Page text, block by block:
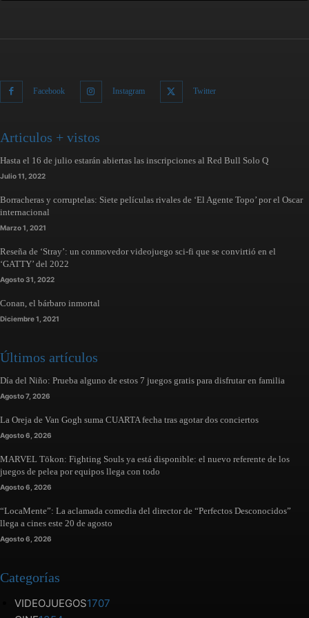
Facebook Instagram Twitter
Articulos + vistos
Hasta el 16 de julio estarán abiertas las inscripciones al Red Bull Solo Q
Julio 11, 2022
Borracheras y corruptelas: Siete películas rivales de ‘El Agente Topo’ por el Oscar
internacional
Marzo 1, 2021
Reseña de ‘Stray’: un conmovedor videojuego sci-fi que se convirtió en el
‘GATTY’ del 2022
Agosto 31, 2022
Conan, el bárbaro inmortal
Diciembre 1, 2021
Últimos artículos
Día del Niño: Prueba alguno de estos 7 juegos gratis para disfrutar en familia
Agosto 7, 2026
La Oreja de Van Gogh suma CUARTA fecha tras agotar dos conciertos
Agosto 6, 2026
MARVEL Tōkon: Fighting Souls ya está disponible: el nuevo referente de los
juegos de pelea por equipos llega con todo
Agosto 6, 2026
“LocaMente”: La aclamada comedia del director de “Perfectos Desconocidos”
llega a cines este 20 de agosto
Agosto 6, 2026
Categorías
VIDEOJUEGOS1707